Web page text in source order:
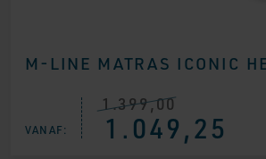
M-LINE MATRAS ICONIC
VANAF:
1.399,00
Oorspronkelijke
prijs
was:
1.049,25
Huidige
prijs